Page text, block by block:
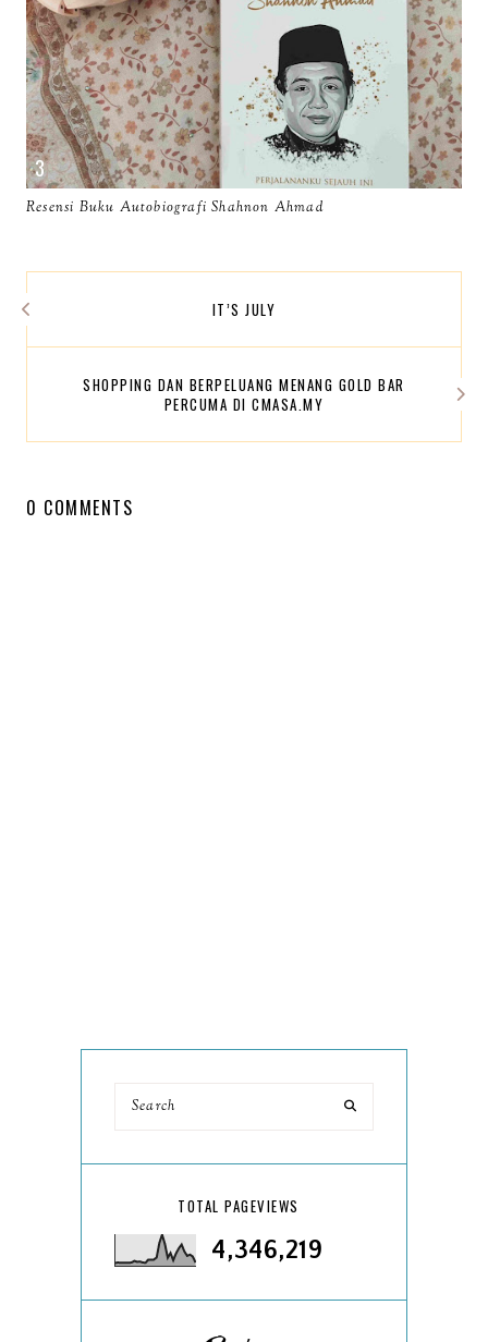
Resensi Buku Autobiografi Shahnon Ahmad
IT’S JULY
SHOPPING DAN BERPELUANG MENANG GOLD BAR
PERCUMA DI CMASA.MY
0 COMMENTS
TOTAL PAGEVIEWS
4,346,219